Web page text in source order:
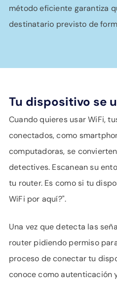
método eficiente garantiza
destinatario previsto de
Tu dispositivo se
Cuando quieres usar WiFi,
conectados, como
computadoras, se
detectives. Escanean su
tu router. Es como si tu
WiFi por aquí?".
Una vez que detecta las
router pidiendo permiso
proceso de conectar tu
conoce como autenticación